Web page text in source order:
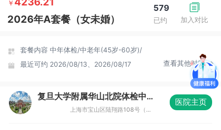
加入对比
579
已约
￥
2026年A套餐（女未婚）
套餐内容 中年体检/中老年(45岁-60岁)/
最近可约 2026/08/13、2026/08/17 查看其他时间
复旦大学附属华山北院体检中心
上海市宝山区陆翔路108号（镜泊湖路518号地铁7号线顾村公园站）复旦大学附属华山医院北院门诊三楼（体检中心）
医院主页